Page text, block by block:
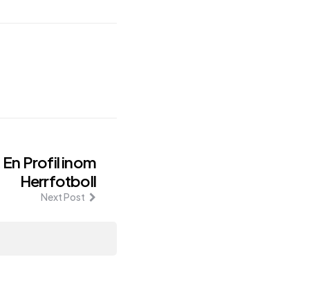
En Profil inom
Herrfotboll
Next Post